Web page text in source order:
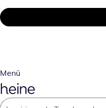
Menü